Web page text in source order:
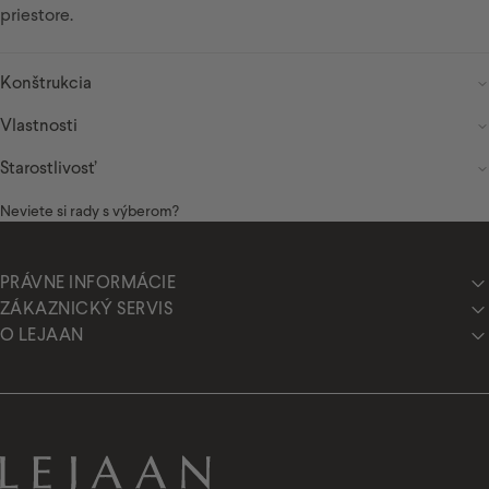
priestore.
Konštrukcia
Vlastnosti
Starostlivosť
Neviete si rady s výberom?
PRÁVNE INFORMÁCIE
ZÁKAZNICKÝ SERVIS
O LEJAAN
Lejaan.sk